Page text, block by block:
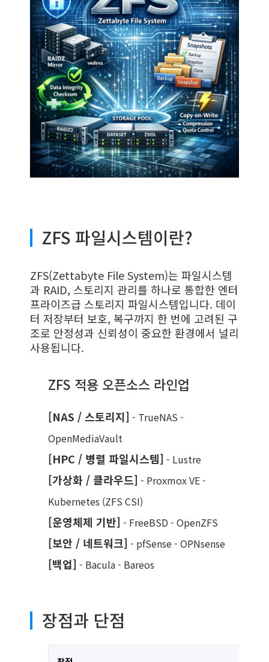
ZFS 파일시스템이란?
ZFS(Zettabyte File System)는 파일시스템
과 RAID, 스토리지 관리를 하나로 통합한 엔터
프라이즈급 스토리지 파일시스템입니다. 데이
터 저장부터 보호, 복구까지 한 번에 고려된 구
조로 안정성과 신뢰성이 중요한 환경에서 널리
사용됩니다.
ZFS 적용 오픈소스 라인업
[NAS / 스토리지] - TrueNAS -
OpenMediaVault
[HPC / 병렬 파일시스템] - Lustre
[가상화 / 클라우드] - Proxmox VE -
Kubernetes (ZFS CSI)
[운영체제 기반] - FreeBSD - OpenZFS
[보안 / 네트워크] - pfSense - OPNsense
[백업] - Bacula - Bareos
장점과 단점